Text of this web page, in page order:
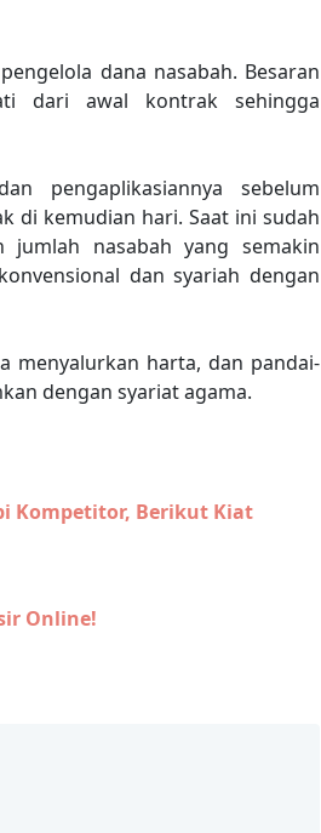
dana nasabah. Besaran
dari awal kontrak sehingga
pengaplikasiannya sebelum
di kemudian hari. Saat ini sudah
jumlah nasabah yang semakin
dan syariah dengan
menyalurkan harta, dan pandai-
dengan syariat agama.
Kompetitor, Berikut Kiat
Online!